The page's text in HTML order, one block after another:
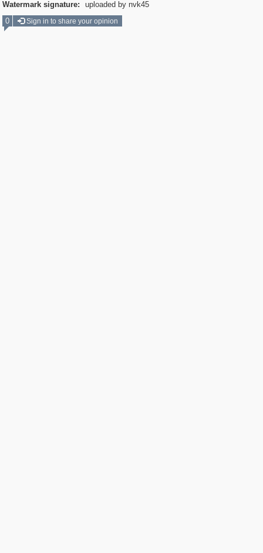
Watermark signature:
uploaded by nvk45
0
Sign in to share your opinion